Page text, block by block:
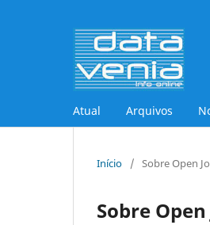
Atual Arquivos
Início / Sobre Open
Sobre